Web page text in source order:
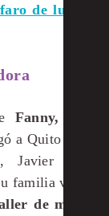
de luz en
Fanny, una
a Quito hace
Javier para
familia viven
de motos